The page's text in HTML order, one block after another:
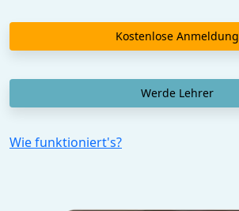
Kostenlose Anmeldung
Werde Lehrer
Wie funktioniert's?